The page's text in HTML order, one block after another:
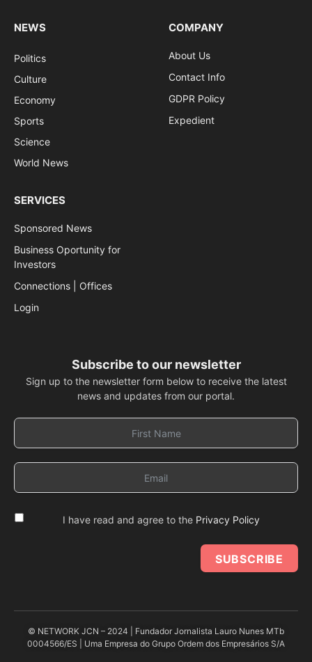
NEWS
Politics
Culture
Economy
Sports
Science
World News
COMPANY
About Us
Contact Info
GDPR Policy
Expedient
SERVICES
Sponsored News
Business Oportunity for
Investors
Connections | Offices
Login
Subscribe to our newsletter
Sign up to the newsletter form below to receive the latest
news and updates from our portal.
I have read and agree to the Privacy Policy
SUBSCRIBE
© NETWORK JCN – 2024 | Fundador Jornalista Lauro Nunes MTb
0004566/ES | Uma Empresa do Grupo Ordem dos Empresários S/A